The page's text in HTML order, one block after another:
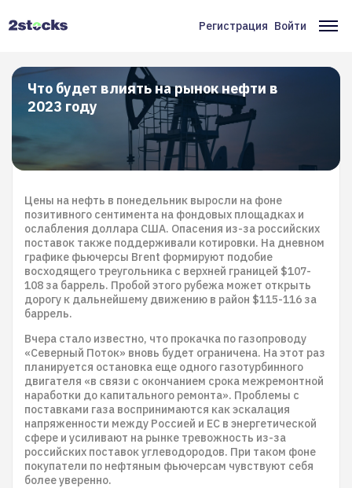
Меню
учётной
записи
пользователя
Регистрация Войти
Что будет влиять на рынок нефти в
2023 году
Цены на нефть в понедельник выросли на фоне
позитивного сентимента на фондовых площадках и
ослабления доллара США. Опасения из-за российских
поставок также поддерживали котировки. На дневном
графике фьючерсы Brent формируют подобие
восходящего треугольника с верхней границей $107-
108 за баррель. Пробой этого рубежа может открыть
дорогу к дальнейшему движению в район $115-116 за
баррель.
Вчера стало известно, что прокачка по газопроводу
«Северный Поток» вновь будет ограничена. На этот раз
планируется остановка еще одного газотурбинного
двигателя «в связи с окончанием срока межремонтной
наработки до капитального ремонта». Проблемы с
поставками газа воспринимаются как эскалация
напряженности между Россией и ЕС в энергетической
сфере и усиливают на рынке тревожность из-за
российских поставок углеводородов. При таком фоне
покупатели по нефтяным фьючерсам чувствуют себя
более уверенно.